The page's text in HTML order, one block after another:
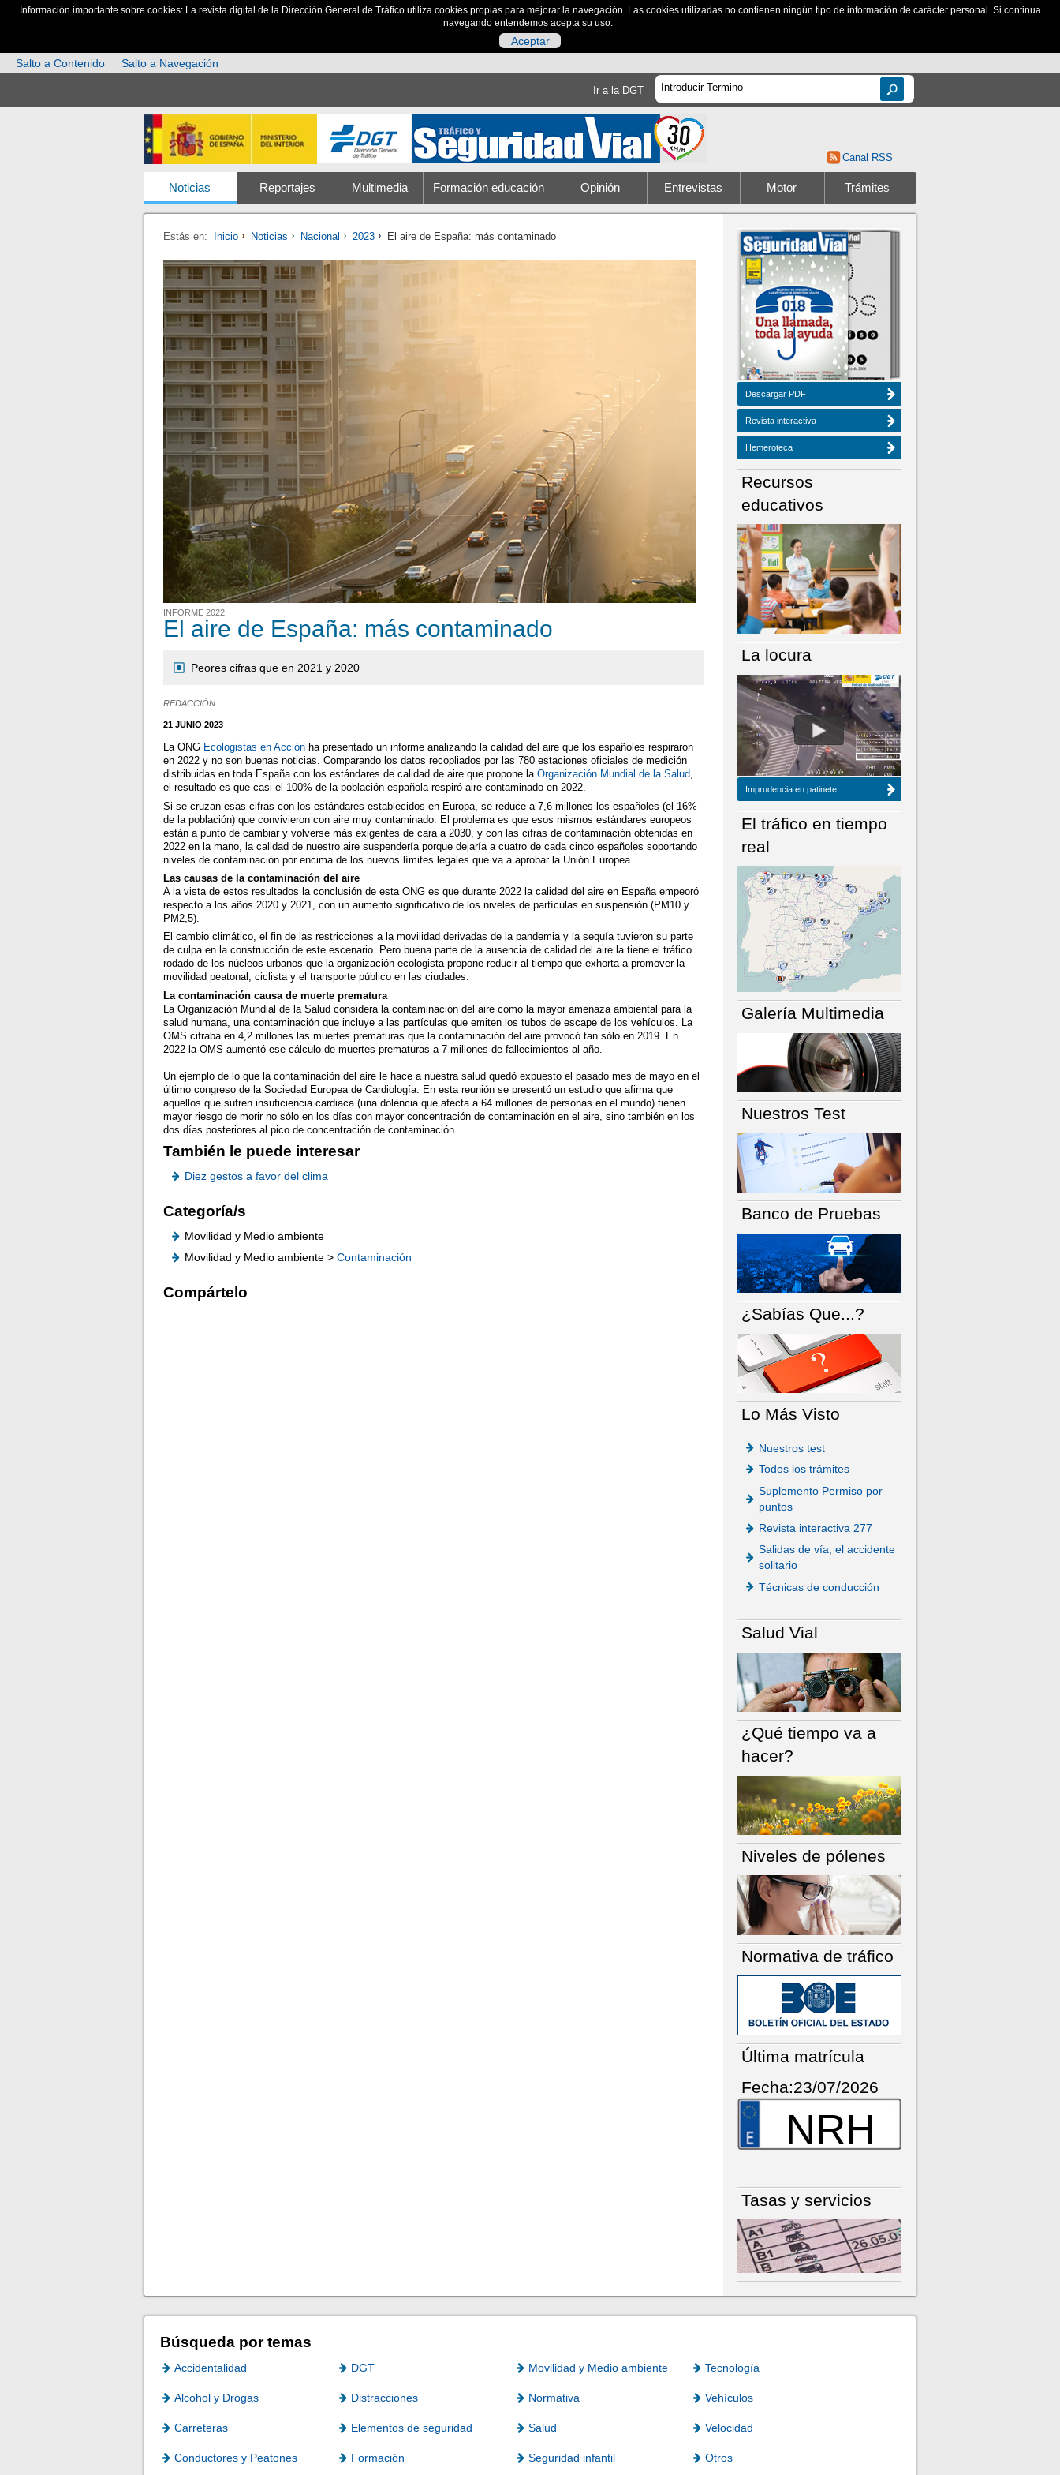
Información importante sobre cookies: La revista digital de la Dirección General de Tráfico utiliza cookies propias para mejorar la navegación. Las cookies utilizadas no contienen ningún tipo de información de carácter personal. Si continua
navegando entendemos acepta su uso.
Aceptar
Salto a Contenido
Salto a Navegación
Ir a la DGT
Canal RSS
Noticias Reportajes Multimedia Formación educación Opinión Entrevistas Motor Trámites
Estás en: Inicio Noticias Nacional 2023 El aire de España: más contaminado
INFORME 2022
El aire de España: más contaminado
Peores cifras que en 2021 y 2020
REDACCIÓN
21 JUNIO 2023
La ONG Ecologistas en Acción ha presentado un informe analizando la calidad del aire que los españoles respiraron
en 2022 y no son buenas noticias. Comparando los datos recopliados por las 780 estaciones oficiales de medición
distribuidas en toda España con los estándares de calidad de aire que propone laOrganización Mundial de la Salud,
el resultado es que casi el 100% de la población española respiró aire contaminado en 2022.
Si se cruzan esas cifras con los estándares establecidos en Europa, se reduce a 7,6 millones los españoles (el 16%
de la población) que convivieron con aire muy contaminado. El problema es que esos mismos estándares europeos
están a punto de cambiar y volverse más exigentes de cara a 2030, y con las cifras de contaminación obtenidas en
2022 en la mano, la calidad de nuestro aire suspendería porque dejaría a cuatro de cada cinco españoles soportando
niveles de contaminación por encima de los nuevos límites legales que va a aprobar la Unión Europea.
Las causas de la contaminación del aire
A la vista de estos resultados la conclusión de esta ONG es que durante 2022 la calidad del aire en España empeoró
respecto a los años 2020 y 2021, con un aumento significativo de los niveles de partículas en suspensión (PM10 y
PM2,5).
El cambio climático, el fin de las restricciones a la movilidad derivadas de la pandemia y la sequía tuvieron su parte
de culpa en la construcción de este escenario. Pero buena parte de la ausencia de calidad del aire la tiene el tráfico
rodado de los núcleos urbanos que la organización ecologista propone reducir al tiempo que exhorta a promover la
movilidad peatonal, ciclista y el transporte público en las ciudades.
La contaminación causa de muerte prematura
La Organización Mundial de la Salud considera la contaminación del aire como la mayor amenaza ambiental para la
salud humana, una contaminación que incluye a las partículas que emiten los tubos de escape de los vehículos. La
OMS cifraba en 4,2 millones las muertes prematuras que la contaminación del aire provocó tan sólo en 2019. En
2022 la OMS aumentó ese cálculo de muertes prematuras a 7 millones de fallecimientos al año.
Un ejemplo de lo que la contaminación del aire le hace a nuestra salud quedó expuesto el pasado mes de mayo en el
último congreso de la Sociedad Europea de Cardiología. En esta reunión se presentó un estudio que afirma que
aquellos que sufren insuficiencia cardiaca (una dolencia que afecta a 64 millones de personas en el mundo) tienen
mayor riesgo de morir no sólo en los días con mayor concentración de contaminación en el aire, sino también en los
dos días posteriores al pico de concentración de contaminación.
También le puede interesar
Diez gestos a favor del clima
Categoría/s
Movilidad y Medio ambiente
Movilidad y Medio ambiente >Contaminación
Compártelo
NÚMERO ACTUAL HEMEROTECA
Descargar PDF
Revista interactiva
Hemeroteca
Recursos
educativos
La locura
Imprudencia en patinete
El tráfico en tiempo
real
Galería Multimedia
Nuestros Test
Banco de Pruebas
¿Sabías Que...?
Lo Más Visto
Nuestros test
Todos los trámites
Suplemento Permiso por
puntos
Revista interactiva 277
Salidas de vía, el accidente
solitario
Técnicas de conducción
Salud Vial
¿Qué tiempo va a
hacer?
Niveles de pólenes
Normativa de tráfico
Última matrícula
Fecha:23/07/2026
NRH
Tasas y servicios
Búsqueda por temas
Accidentalidad DGT Movilidad y Medio ambiente Tecnología
Alcohol y Drogas Distracciones Normativa Vehículos
Carreteras Elementos de seguridad Salud Velocidad
Conductores y Peatones Formación Seguridad infantil Otros